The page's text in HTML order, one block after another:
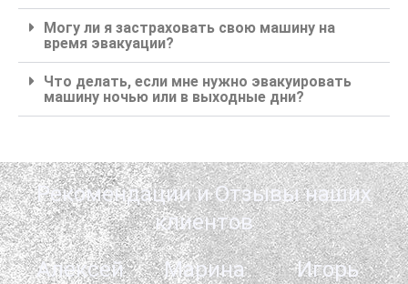
Могу ли я застраховать свою машину на
время эвакуации?
Что делать, если мне нужно эвакуировать
машину ночью или в выходные дни?
Рекомендации и Отзывы наших
клиентов
Алексей
Марина Игорь